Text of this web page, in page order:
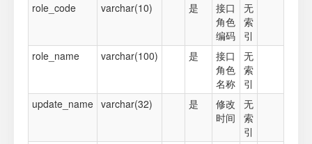
role_code
varchar(10) 是
接口
角色
编码
无
索
引
role_name
varchar(100) 是
接口
角色
名称
无
索
引
update_name varchar(32) 是
修改
时间
无
索
引